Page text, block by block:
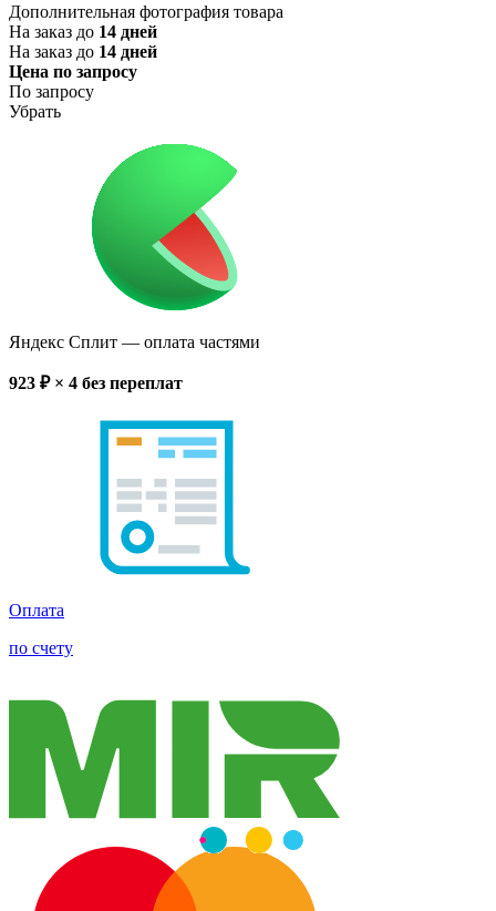
Дополнительная фотография товара
На заказ до 14 дней
На заказ до 14 дней
Цена по запросу
По запросу
Убрать
Яндекс Сплит — оплата частями
923 ₽ × 4 без переплат
Оплата
по счету